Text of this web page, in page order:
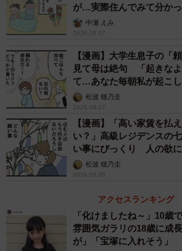
本当に今のテレビはつまらないの
が、その一方で、前向きな声も多く見
◆「人を下げる笑いが苦手。今は人を傷
るスタイルの芸人さんも増え、比較的安
す。これが本来あるべき姿なんだと思い
性）
◆「コンプライアンスが厳しくなったぶ
強にもなりますよね」（30代・女性）
◆「YouTubeに慣れているので、テンポ
が…実際住んでみて分か
中瀬 えみ
2026.08.07
【漫画】大学生息子の「
見て母は絶句 「起きな
て…あなた毎朝私が起こ
松波 穂乃圭
2026.08.07
【漫画】「高い家賃を払
い？」高級レジデンスの
い事にびっくり 人の欲
松波 穂乃圭
2026.08.06
アクセスランキング
「化けましたね～」10歳
雰囲気ガラリの18歳に成
が」「宝塚に入れそう」